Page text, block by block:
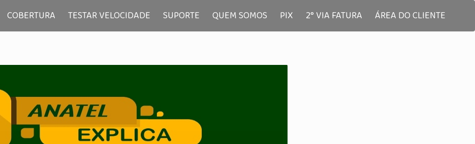
COBERTURA TESTAR VELOCIDADE SUPORTE QUEM SOMOS PIX 2° VIA FATURA ÁREA DO CLIENTE